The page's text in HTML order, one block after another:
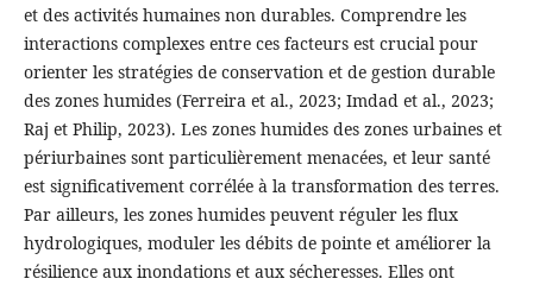
et des activités humaines non durables. Comprendre les
interactions complexes entre ces facteurs est crucial pour
orienter les stratégies de conservation et de gestion durable
des zones humides (Ferreira et al., 2023; Imdad et al., 2023;
Raj et Philip, 2023). Les zones humides des zones urbaines et
périurbaines sont particulièrement menacées, et leur santé
est significativement corrélée à la transformation des terres.
Par ailleurs, les zones humides peuvent réguler les flux
hydrologiques, moduler les débits de pointe et améliorer la
résilience aux inondations et aux sécheresses. Elles ont